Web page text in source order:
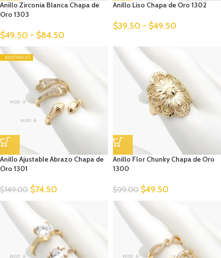
Anillo Zirconia Blanca Chapa de
Oro 1303
$49.50 - $84.50
Anillo Liso Chapa de Oro 1302
$39.50 - $49.50
Anillo Ajustable Abrazo Chapa de
Oro 1301
$149.00 $74.50
Anillo Flor Chunky Chapa de Oro
1300
$99.00 $49.50